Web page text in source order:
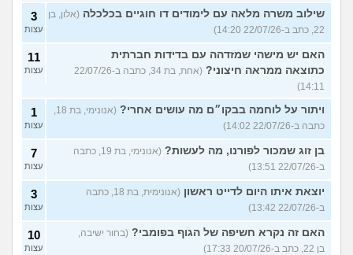
שילוב משרה מלאה עם לימודים דו חוגיים בכלכלה (אלון, בן
22, כתב ב-22/07/26 14:20)
3
עצות
האם יש מישהי שמזדהה עם בדידות חברתית
כתוצאה ממראה חיצוני?
(אחת, בת 34, כתבה ב-22/07/26
14:11)
11
עצות
ויתור על לוחמה בבקו״ם מה עושים אחרי?
(אנונימי, בת 18,
כתבה ב-22/07/26 14:02)
1
עצות
בן זוג שמכור לפורנו, מה לעשות?
(אנונימי, בת 19, כתבה
ב-22/07/26 13:51)
7
עצות
יוצאת איתו היום לדייט ראשון
(אנונימית, בת 18, כתבה
ב-22/07/26 13:42)
3
עצות
האם זה נקרא חשיפה של הגוף בפומבי? (בחור ישיבה,
בן 22, כתב ב-20/07/26 17:33)
10
עצות